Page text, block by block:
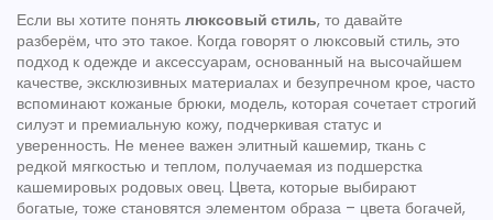
Если вы хотите понять люксовый стиль, то давайте
разберём, что это такое. Когда говорят о люксовый стиль, это
подход к одежде и аксессуарам, основанный на высочайшем
качестве, эксклюзивных материалах и безупречном крое, часто
вспоминают кожаные брюки, модель, которая сочетает строгий
силуэт и премиальную кожу, подчеркивая статус и
уверенность. Не менее важен элитный кашемир, ткань с
редкой мягкостью и теплом, получаемая из подшерстка
кашемировых родовых овец. Цвета, которые выбирают
богатые, тоже становятся элементом образа – цвета богачей,